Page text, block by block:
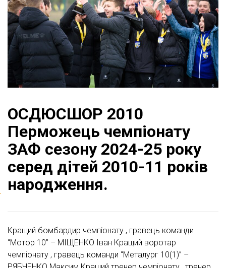
ОСДЮСШОР 2010
Перможець чемпіонату
ЗАФ сезону 2024-25 року
серед дітей 2010-11 років
народження.
Кращий бомбардир чемпіонату , гравець команди
“Мотор 10” – МІЩЕНКО Іван Кращий воротар
чемпіонату , гравець команди “Металург 10(1)” –